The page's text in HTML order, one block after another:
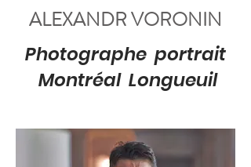
ALEXANDR VORONIN
Photographe portrait
Montréal Longueuil